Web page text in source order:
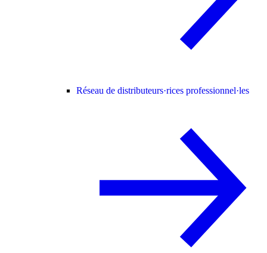
Réseau de distributeurs·rices professionnel·les